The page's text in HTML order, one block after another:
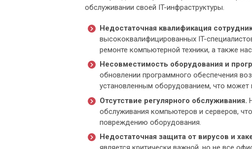
обслуживании своей IT-инфраструктуры.
Недостаточная квалификация
высококвалифицированных IT-
ремонте компьютерной техники, а также
Несовместимость оборудования и
обновлении программного обеспечения
установленным оборудованием, что может
Отсутствие регулярного обслуживания.
обслуживания компьютеров и серверов,
повреждению оборудования.
Недостаточная защита от вирусов и